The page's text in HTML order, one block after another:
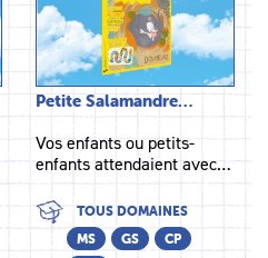
Petite Salamandre…
Vos enfants ou petits-
enfants attendaient avec…
TOUS DOMAINES
MS
GS
CP